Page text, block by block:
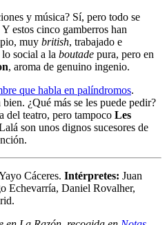
y música? Sí, pero todo se
estos cinco gamberros han
muy british, trabajado e
social a la boutade pura, pero en
, aroma de genuino ingenio.
que habla en palíndromos.
¿Qué más se les puede pedir?
del teatro, pero tampoco Les
son unos dignos sucesores de
Cáceres. Intérpretes: Juan
Echevarría, Daniel Rovalher,